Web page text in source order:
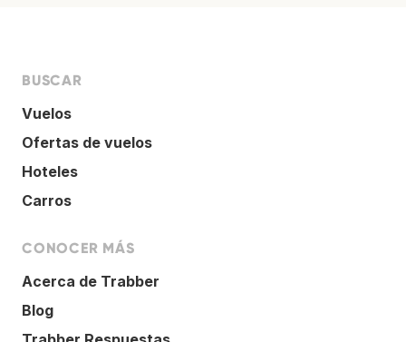
BUSCAR
Vuelos
Ofertas de vuelos
Hoteles
Carros
CONOCER MÁS
Acerca de Trabber
Blog